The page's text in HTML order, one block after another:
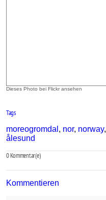
Dieses Photo bei Flickr ansehen
Tags
moreogromdal , nor, norway,
ålesund
0Kommentar(e)
Kommentieren